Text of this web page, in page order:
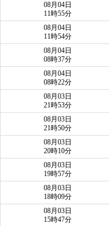
08月04日
11時55分
08月04日
11時54分
08月04日
08時37分
08月04日
08時22分
08月03日
21時53分
08月03日
21時50分
08月03日
20時10分
08月03日
19時57分
08月03日
18時09分
08月03日
15時47分